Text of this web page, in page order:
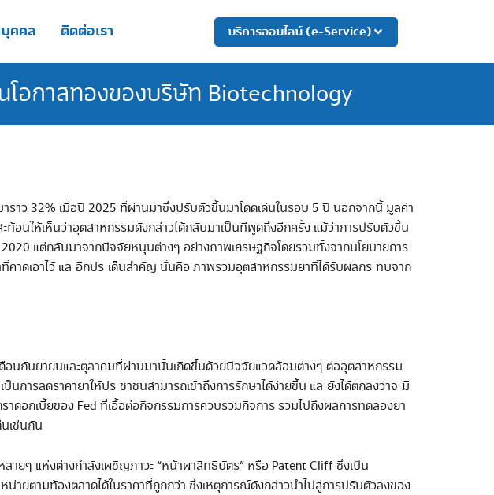
คคล ติดต่อเรา บริการออนไลน์ (e-Service)
อกาสทองของบริษัท Biotechnology
าว 32% เมื่อปี 2025 ที่ผ่านมาซึ่งปรับตัวขึ้นมาโดดเด่นในรอบ 5 ปี นอกจากนี้ มูลค่า
อนให้เห็นว่าอุตสาหกรรมดังกล่าวได้กลับมาเป็นที่พูดถึงอีกครั้ง แม้ว่าการปรับตัวขึ้น
แต่กลับมาจากปัจจัยหนุนต่างๆ อย่างภาพเศรษฐกิจโดยรวมทั้งจากนโยบายการ
าดเอาไว้ และอีกประเด็นสำคัญ นั่นคือ ภาพรวมอุตสาหกรรมยาที่ได้รับผลกระทบจาก
ดือนกันยายนและตุลาคมที่ผ่านมานั้นเกิดขึ้นด้วยปัจจัยแวดล้อมต่างๆ ต่ออุตสาหกรรม
ารลดราคายาให้ประชาชนสามารถเข้าถึงการรักษาได้ง่ายขึ้น และยังได้ตกลงว่าจะมี
าดอกเบี้ยของ Fed ที่เอื้อต่อกิจกรรมการควบรวมกิจการ รวมไปถึงผลการทดลองยา
เช่นกัน
ๆ แห่งต่างกำลังเผชิญภาวะ “หน้าผาสิทธิบัตร” หรือ Patent Cliff ซึ่งเป็น
ายตามท้องตลาดได้ในราคาที่ถูกกว่า ซึ่งเหตุการณ์ดังกล่าวนำไปสู่การปรับตัวลงของ